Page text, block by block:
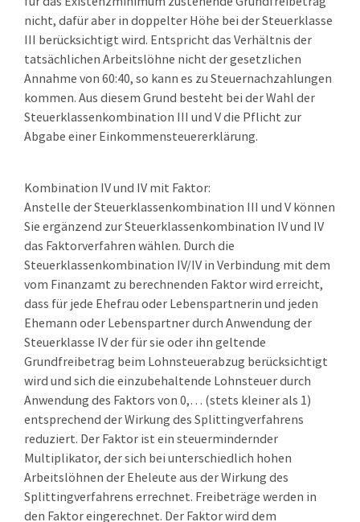
nicht, dafür aber in doppelter Höhe bei der Steuerklasse
III berücksichtigt wird. Entspricht das Verhältnis der
tatsächlichen Arbeitslöhne nicht der gesetzlichen
Annahme von 60:40, so kann es zu Steuernachzahlungen
kommen. Aus diesem Grund besteht bei der Wahl der
Steuerklassenkombination III und V die Pflicht zur
Abgabe einer Einkommensteuererklärung.
Kombination IV und IV mit Faktor:
Anstelle der Steuerklassenkombination III und V können
Sie ergänzend zur Steuerklassenkombination IV und IV
das Faktorverfahren wählen. Durch die
Steuerklassenkombination IV/IV in Verbindung mit dem
vom Finanzamt zu berechnenden Faktor wird erreicht,
dass für jede Ehefrau oder Lebenspartnerin und jeden
Ehemann oder Lebenspartner durch Anwendung der
Steuerklasse IV der für sie oder ihn geltende
Grundfreibetrag beim Lohnsteuerabzug berücksichtigt
wird und sich die einzubehaltende Lohnsteuer durch
Anwendung des Faktors von 0,… (stets kleiner als 1)
entsprechend der Wirkung des Splittingverfahrens
reduziert. Der Faktor ist ein steuermindernder
Multiplikator, der sich bei unterschiedlich hohen
Arbeitslöhnen der Eheleute aus der Wirkung des
Splittingverfahrens errechnet. Freibeträge werden in
den Faktor eingerechnet. Der Faktor wird dem